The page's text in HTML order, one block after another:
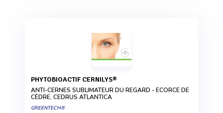
PHYTOBIOACTIF CERNILYS®
ANTI-CERNES SUBLIMATEUR DU REGARD - ECORCE DE
CÈDRE, CEDRUS ATLANTICA
GREENTECH®